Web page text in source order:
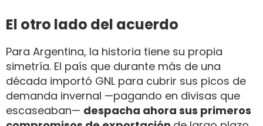
El otro lado del acuerdo
Para Argentina, la historia tiene su propia
simetría. El país que durante más de una
década importó GNL para cubrir sus picos de
demanda invernal —pagando en divisas que
escaseaban— despacha ahora sus primeros